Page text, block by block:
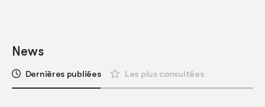
News
Dernières publiées Les plus consultées